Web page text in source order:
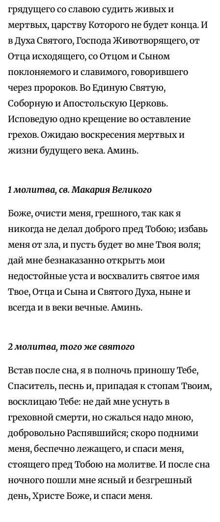
грядущего со славою судить живых и
мертвых, царству Которого не будет конца. И
в Духа Святого, Господа Животворящего, от
Отца исходящего, со Отцом и Сыном
поклоняемого и славимого, говорившего
через пророков. Во Единую Святую,
Соборную и Апостольскую Церковь.
Исповедую одно крещение во оставление
грехов. Ожидаю воскресения мертвых и
жизни будущего века. Аминь.
1 молитва, св. Макария Великого
Боже, очисти меня, грешного, так как я
никогда не делал доброго пред Тобою; избавь
меня от зла, и пусть будет во мне Твоя воля;
дай мне безнаказанно открыть мои
недостойные уста и восхвалить святое имя
Твое, Отца и Сына и Святого Духа, ныне и
всегда и в веки вечные. Аминь.
2 молитва, того же святого
Встав после сна, я в полночь приношу Тебе,
Спаситель, песнь и, припадая к стопам Твоим,
восклицаю Тебе: не дай мне уснуть в
греховной смерти, но сжалься надо мною,
добровольно Распявшийся; скоро подними
меня, беспечно лежащего, и спаси меня,
стоящего пред Тобою на молитве. И после сна
ночного пошли мне ясный и безгрешный
день, Христе Боже, и спаси меня.